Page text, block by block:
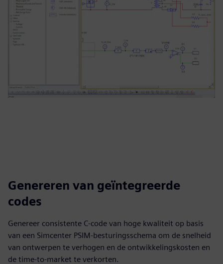
Genereren van geïntegreerde
codes
Genereer consistente C-code van hoge kwaliteit op basis
van een Simcenter PSIM-besturingsschema om de snelheid
van ontwerpen te verhogen en de ontwikkelingskosten en
de time-to-market te verkorten.